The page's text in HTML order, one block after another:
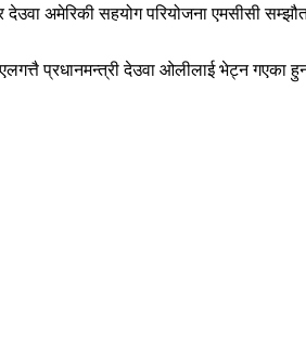
अमेरिकी सहयोग परियोजना एमसीसी
प्रधानमन्त्री देउवा ओलीलाई भेट्न गएका